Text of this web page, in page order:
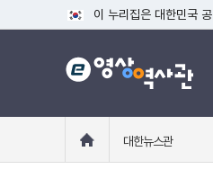
이 누리집은 대한민국
공식 누리집 주소 확인
go.kr 주소를 사용하는
로
대한뉴스관